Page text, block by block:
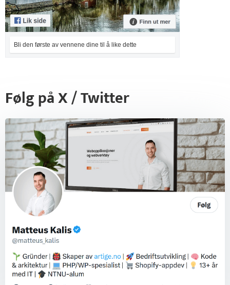
Bli den første av vennene dine til å like dette
Følg på X / Twitter